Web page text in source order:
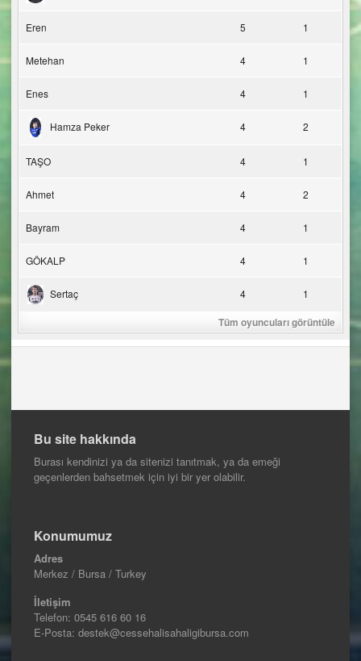
Eren 5 1
Metehan 4 1
Enes 4 1
Hamza Peker 4 2
TAŞO 4 1
Ahmet 4 2
Bayram 4 1
GÖKALP 4 1
Sertaç 4 1
Tüm oyuncuları görüntüle
Bu site hakkında
Burası kendinizi ya da sitenizi tanıtmak, ya da emeği
geçenlerden bahsetmek için iyi bir yer olabilir.
Konumumuz
Adres
Merkez / Bursa / Turkey
İletişim
Telefon: 0545 616 60 16
E-Posta: destek@cessehalisahaligibursa.com